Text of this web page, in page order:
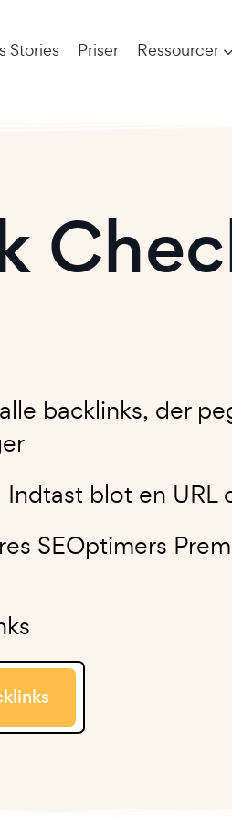
Stories Priser Ressourcer
backlinks, der
blot en URL
SEOptimers